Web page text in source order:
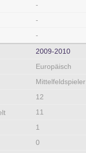
-
-
-
2009‑2010
Europäisch
Mittelfeldspieler
12
11
1
0